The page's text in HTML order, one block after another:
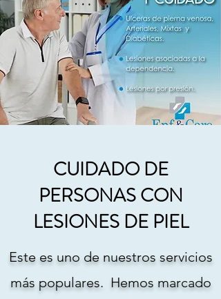
CUIDADO DE
PERSONAS CON
LESIONES DE PIEL
Este es uno de nuestros servicios
más populares. Hemos marcado